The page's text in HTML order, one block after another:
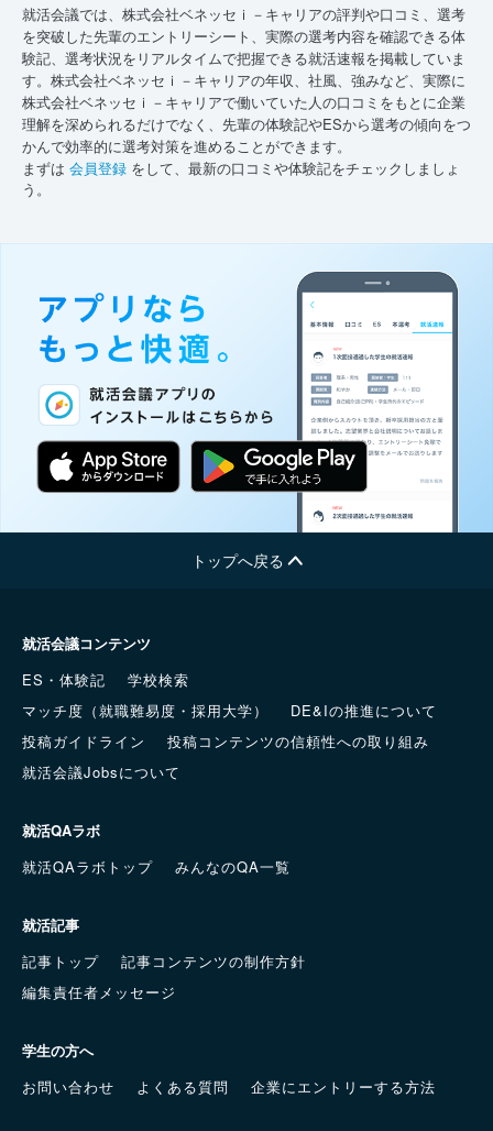
就活会議では、株式会社ベネッセｉ－キャリアの評判や口コミ、選考
を突破した先輩のエントリーシート、実際の選考内容を確認できる体
験記、選考状況をリアルタイムで把握できる就活速報を掲載していま
す。株式会社ベネッセｉ－キャリアの年収、社風、強みなど、実際に
株式会社ベネッセｉ－キャリアで働いていた人の口コミをもとに企業
理解を深められるだけでなく、先輩の体験記やESから選考の傾向をつ
かんで効率的に選考対策を進めることができます。
まずは 会員登録 をして、最新の口コミや体験記をチェックしましょ
う。
トップへ戻る
就活会議コンテンツ
ES・体験記
学校検索
マッチ度（就職難易度・採用大学）
DE&Iの推進について
投稿ガイドライン
投稿コンテンツの信頼性への取り組み
就活会議Jobsについて
就活QAラボ
就活QAラボトップ
みんなのQA一覧
就活記事
記事トップ
記事コンテンツの制作方針
編集責任者メッセージ
学生の方へ
お問い合わせ
よくある質問 企業にエントリーする方法